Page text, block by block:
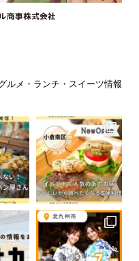
ルメ・ランチ・スイーツ情報